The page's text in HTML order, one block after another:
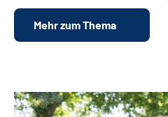
Mehr zum Thema